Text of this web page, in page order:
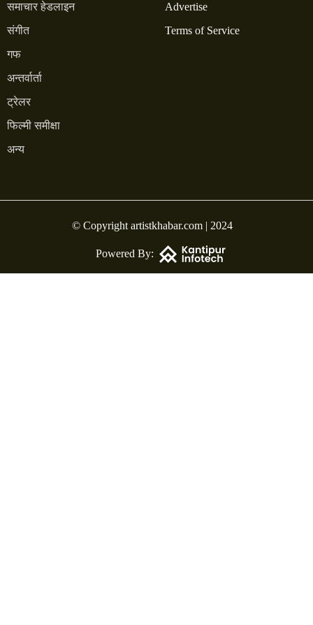
समाचार हेडलाइन
संगीत
गफ
अन्तर्वार्ता
ट्रेलर
फिल्मी समीक्षा
अन्य
Advertise
Terms of Service
© Copyright artistkhabar.com | 2024
Powered By: